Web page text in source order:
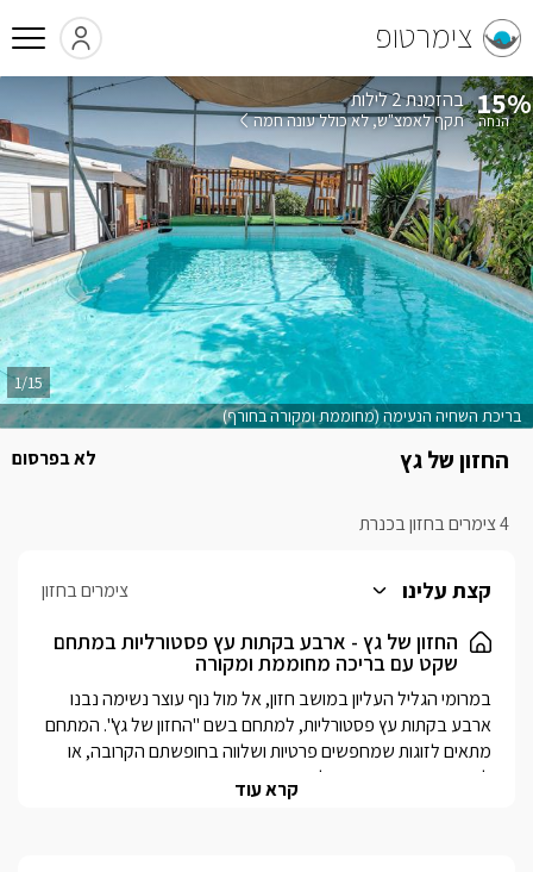
צימרטופ
החזון של גץ
4 צימרים בחזון בכנרת
לא בפרסום
בריכת השחיה הנעימה (מחוממת ומקורה בחורף)
1/15
15% בהזמנת 2 לילות
תקף לאמצ"ש לא כולל עונה חמה
קצת עלינו צימרים בחזון
החזון של גץ - ארבע בקתות עץ פסטורליות במתחם
שקט עם בריכה מחוממת ומקורה
קרא עוד